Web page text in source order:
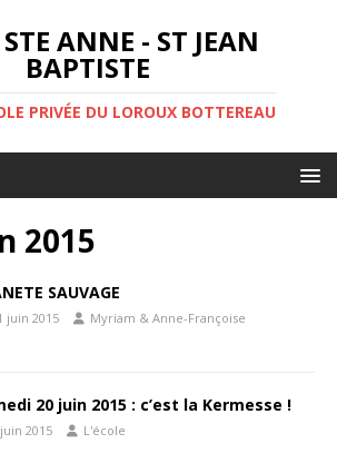
STE ANNE - ST JEAN
BAPTISTE
PRIVÉE DU LOROUX BOTTEREAU
2015
SAUVAGE
juin 2015 Myriam & Anne-Françoise
20 juin 2015 : c’est la Kermesse !
2015 L'école